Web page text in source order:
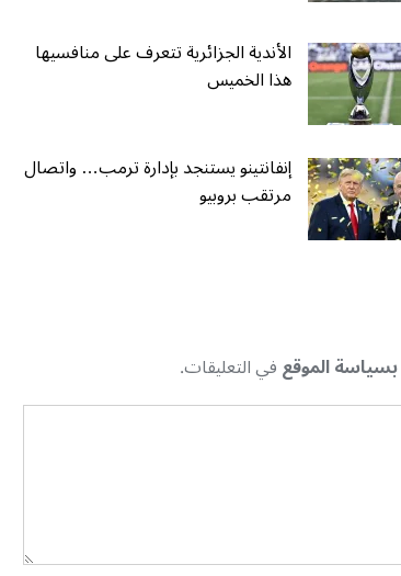
الأندية الجزائرية تتعرف على منافسيها
هذا الخميس
إنفانتينو يستنجد بإدارة ترمب… واتصال
مرتقب بروبيو
بسياسة الموقعفي التعليقات.